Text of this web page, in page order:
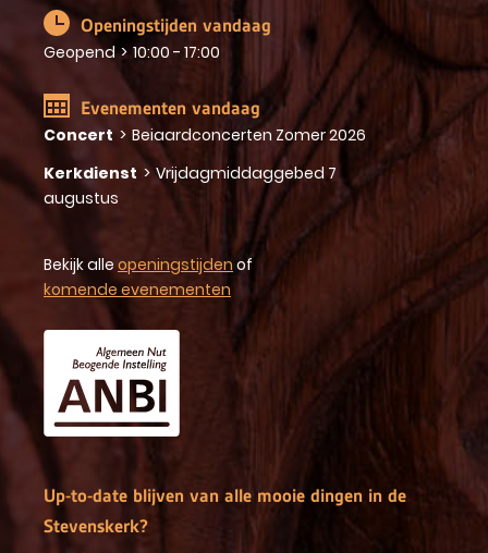
Openingstijden vandaag
Geopend > 10:00 - 17:00
Evenementen vandaag
Concert > Beiaardconcerten Zomer 2026
Kerkdienst > Vrijdagmiddaggebed 7
augustus
Bekijk alle openingstijden of
komende evenementen
Up-to-date blijven van alle mooie dingen in de
Stevenskerk?